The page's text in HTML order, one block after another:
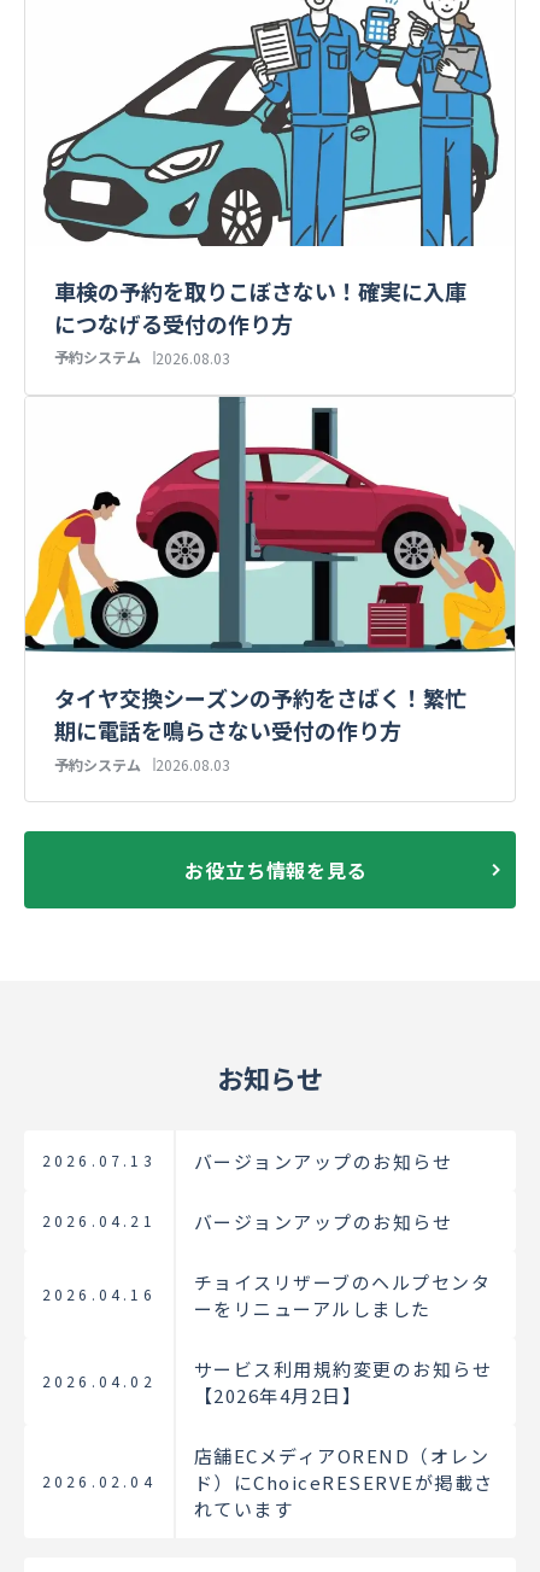
車検の予約を取りこぼさない！確実に入庫
につなげる受付の作り方
予約システム 2026.08.03
タイヤ交換シーズンの予約をさばく！繁忙
期に電話を鳴らさない受付の作り方
予約システム 2026.08.03
お役立ち情報を見る
お知らせ
2026.07.13 バージョンアップのお知らせ
2026.04.21 バージョンアップのお知らせ
2026.04.16
チョイスリザーブのヘルプセンタ
ーをリニューアルしました
2026.04.02
サービス利用規約変更のお知らせ
【2026年4月2日】
2026.02.04
店舗ECメディアOREND（オレン
ド）にChoiceRESERVEが掲載さ
れています